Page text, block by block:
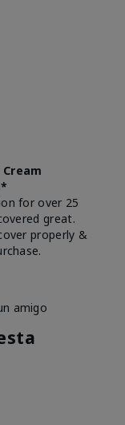
for over 25
great.
properly &
amigo